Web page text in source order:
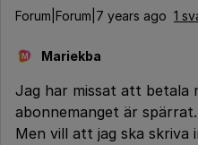
Forum|Forum|7 years ago 1
M Mariekba
Jag har missat att betala
abonnemanget är
Men vill att jag ska